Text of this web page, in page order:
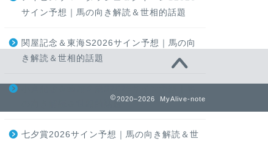
サイン予想｜馬の向き解読＆世相的話題
関屋記念＆東海S2026サイン予想｜馬の向
き解読＆世相的話題
の向き解読＆世相的話題
七夕賞2026サイン予想｜馬の向き解読＆世
2020–2026 MyAlive-note